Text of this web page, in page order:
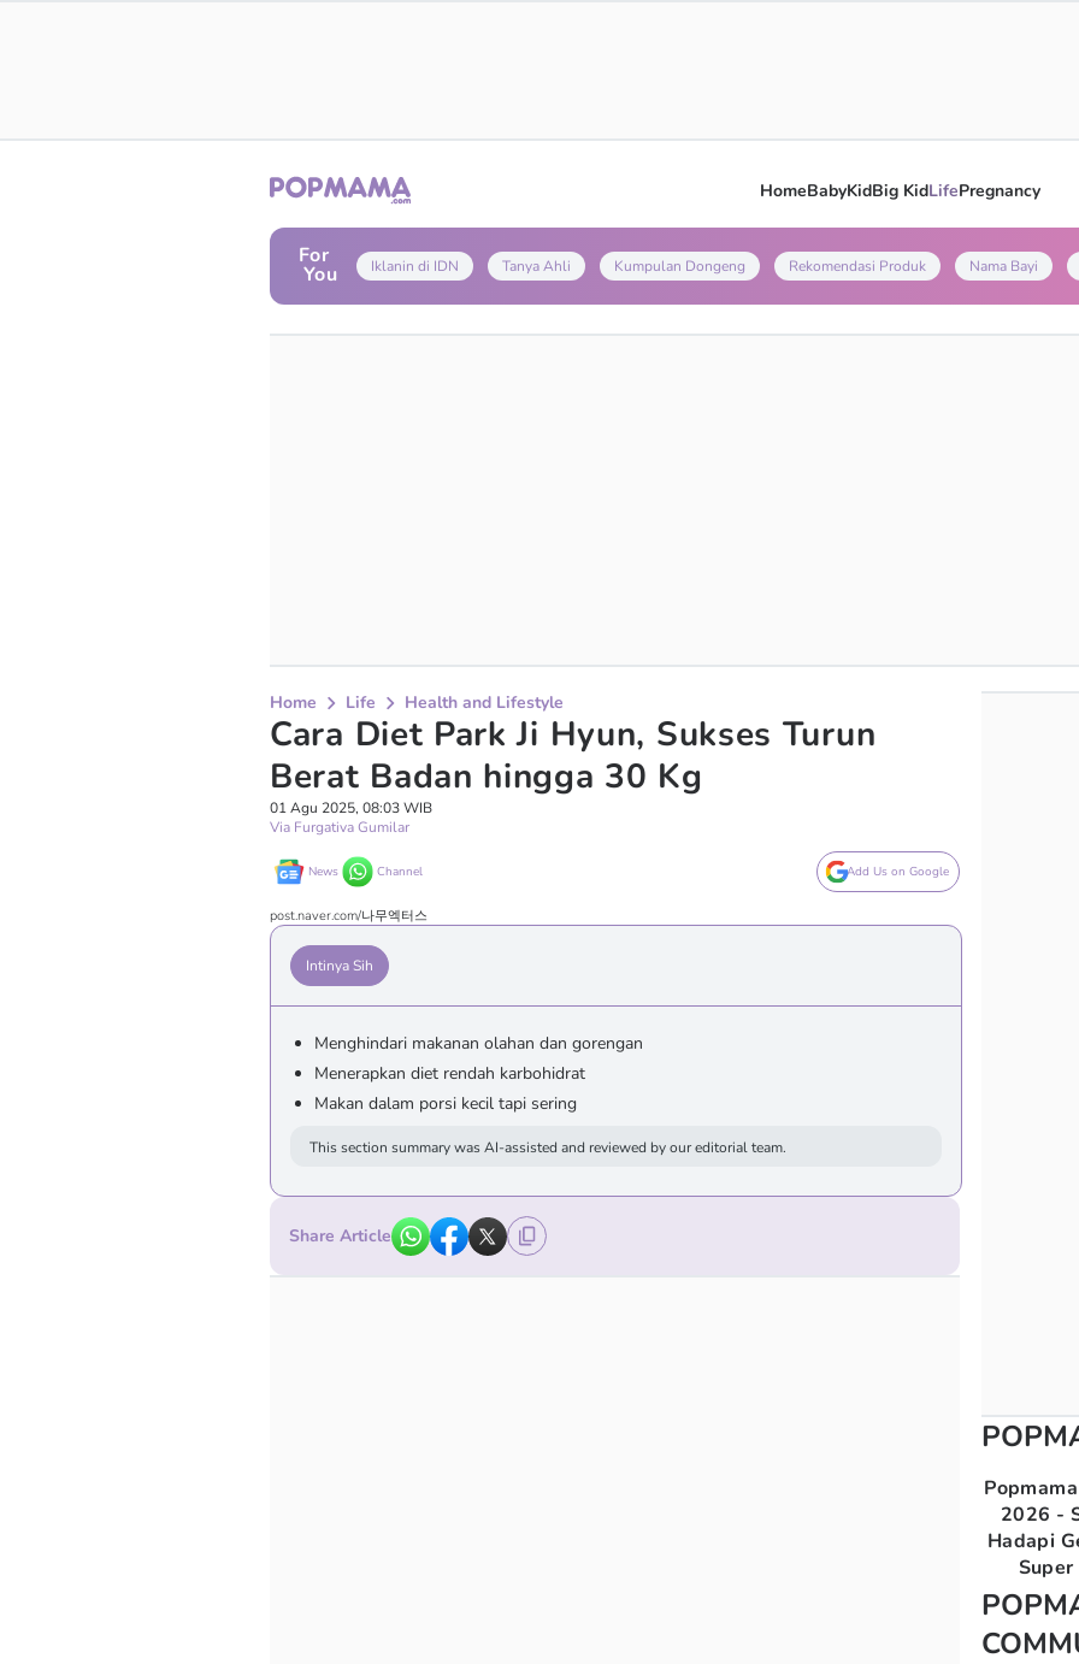
HomeBabyKidBig KidLifePregnancy
For
You Iklanin di IDN Tanya Ahli Kumpulan Dongeng Rekomendasi Produk Nama Bayi
Home Life Health and Lifestyle
Cara Diet Park Ji Hyun, Sukses Turun
Berat Badan hingga 30 Kg
01 Agu 2025, 08:03 WIB
Via Furgativa Gumilar
News Channel Add Us on Google
post.naver.com/나무엑터스
Intinya Sih
Menghindari makanan olahan dan gorengan
Menerapkan diet rendah karbohidrat
Makan dalam porsi kecil tapi sering
This section summary was AI-assisted and reviewed by our editorial team.
Share Article
2026 -
Hadapi